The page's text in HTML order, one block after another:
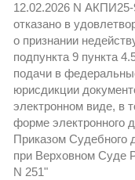
12.02.2026 N
отказано в
о признании
подпункта 9 пункта
подачи в
юрисдикции
электронном виде, в
форме электронного
Приказом Судебного
при Верховном Суде
N 251"